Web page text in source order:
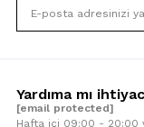
Yardıma mı
[email protected]
Hafta içi 09:00 - 20:00